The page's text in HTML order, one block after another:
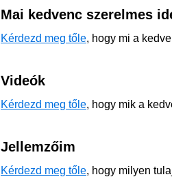
Mai kedvenc szerelmes
Kérdezd meg tőle, hogy mi a
Videók
Kérdezd meg tőle, hogy mik a
Jellemzőim
Kérdezd meg tőle, hogy milyen